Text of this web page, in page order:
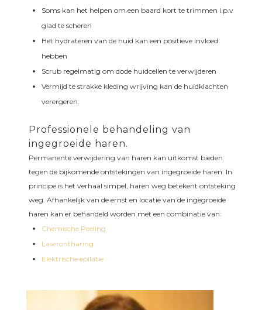
Soms kan het helpen om een baard kort te trimmen i.p.v
glad te scheren
Het hydrateren van de huid kan een positieve invloed
hebben
Scrub regelmatig om dode huidcellen te verwijderen
Vermijd te strakke kleding wrijving kan de huidklachten
verergeren.
Professionele behandeling van
ingegroeide haren.
Permanente verwijdering van haren kan uitkomst bieden
tegen de bijkomende ontstekingen van ingegroeide haren. In
principe is het verhaal simpel, haren weg betekent ontsteking
weg. Afhankelijk van de ernst en locatie van de ingegroeide
haren kan er behandeld worden met een combinatie van:
Chemische Peeling
Laserontharing
Elektrische epilatie